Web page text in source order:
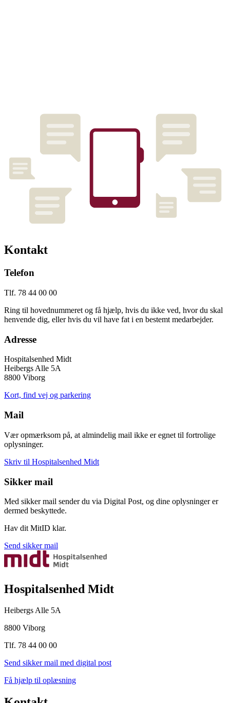
Kontakt
Telefon
Tlf. 78 44 00 00
Ring til hovednummeret og få hjælp, hvis du ikke ved, hvor du skal
henvende dig, eller hvis du vil have fat i en bestemt medarbejder.
Adresse
Hospitalsenhed Midt
Heibergs Alle 5A
8800 Viborg
Kort, find vej og parkering
Mail
Vær opmærksom på, at almindelig mail ikke er egnet til fortrolige
oplysninger.
Skriv til Hospitalsenhed Midt
Sikker mail
Med sikker mail sender du via Digital Post, og dine oplysninger er
dermed beskyttede.
Hav dit MitID klar.
Send sikker mail
Hospitalsenhed Midt
Heibergs Alle 5A
8800 Viborg
Tlf. 78 44 00 00
Send sikker mail med digital post
Få hjælp til oplæsning